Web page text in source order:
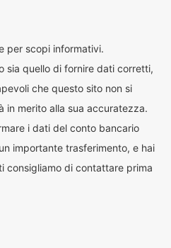
per scopi informativi.
sia quello di fornire dati corretti,
che questo sito non si
in merito alla sua accuratezza.
i dati del conto bancario
importante trasferimento, e hai
consigliamo di contattare prima